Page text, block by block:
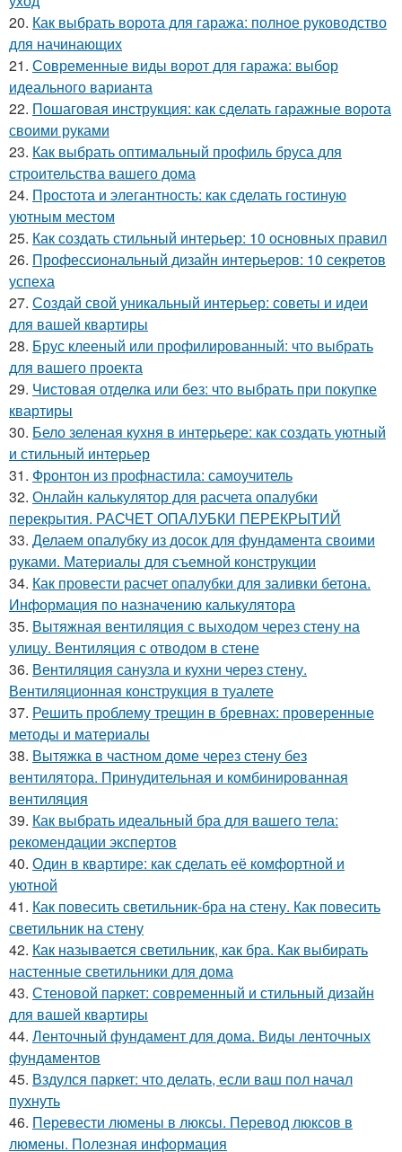
20. Как выбрать ворота для гаража: полное руководство
для начинающих
21. Современные виды ворот для гаража: выбор
идеального варианта
22. Пошаговая инструкция: как сделать гаражные ворота
своими руками
23. Как выбрать оптимальный профиль бруса для
строительства вашего дома
24. Простота и элегантность: как сделать гостиную
уютным местом
25. Как создать стильный интерьер: 10 основных правил
26. Профессиональный дизайн интерьеров: 10 секретов
успеха
27. Создай свой уникальный интерьер: советы и идеи
для вашей квартиры
28. Брус клееный или профилированный: что выбрать
для вашего проекта
29. Чистовая отделка или без: что выбрать при покупке
квартиры
30. Бело зеленая кухня в интерьере: как создать уютный
и стильный интерьер
31. Фронтон из профнастила: самоучитель
32. Онлайн калькулятор для расчета опалубки
перекрытия. РАСЧЕТ ОПАЛУБКИ ПЕРЕКРЫТИЙ
33. Делаем опалубку из досок для фундамента своими
руками. Материалы для съемной конструкции
34. Как провести расчет опалубки для заливки бетона.
Информация по назначению калькулятора
35. Вытяжная вентиляция с выходом через стену на
улицу. Вентиляция с отводом в стене
36. Вентиляция санузла и кухни через стену.
Вентиляционная конструкция в туалете
37. Решить проблему трещин в бревнах: проверенные
методы и материалы
38. Вытяжка в частном доме через стену без
вентилятора. Принудительная и комбинированная
вентиляция
39. Как выбрать идеальный бра для вашего тела:
рекомендации экспертов
40. Один в квартире: как сделать её комфортной и
уютной
41. Как повесить светильник-бра на стену. Как повесить
светильник на стену
42. Как называется светильник, как бра. Как выбирать
настенные светильники для дома
43. Стеновой паркет: современный и стильный дизайн
для вашей квартиры
44. Ленточный фундамент для дома. Виды ленточных
фундаментов
45. Вздулся паркет: что делать, если ваш пол начал
пухнуть
46. Перевести люмены в люксы. Перевод люксов в
люмены. Полезная информация